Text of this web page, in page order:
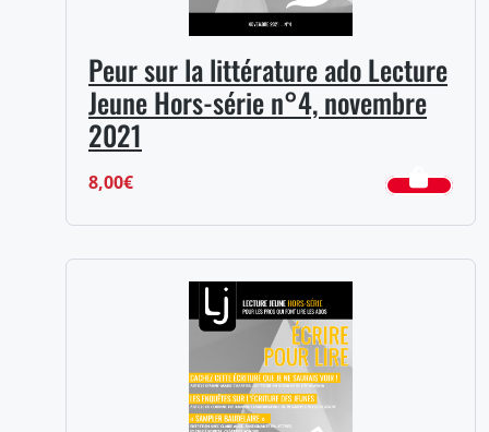
Peur sur la littérature ado Lecture
Jeune Hors-série n°4, novembre
2021
8,00€